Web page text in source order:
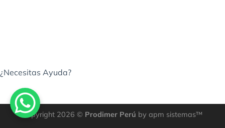
¿Necesitas Ayuda?
Copyright 2026 © Prodimer Perú by apm sistemas™